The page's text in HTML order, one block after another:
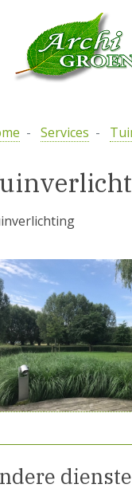
Services